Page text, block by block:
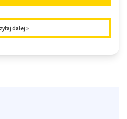
dalej >